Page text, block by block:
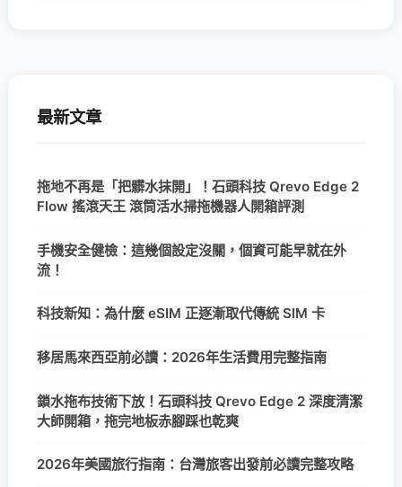
最新文章
拖地不再是「把髒水抹開」！石頭科技 Qrevo Edge 2
Flow 搖滾天王 滾筒活水掃拖機器人開箱評測
手機安全健檢：這幾個設定沒關，個資可能早就在外
流！
科技新知：為什麼 eSIM 正逐漸取代傳統 SIM 卡
移居馬來西亞前必讀：2026年生活費用完整指南
鎖水拖布技術下放！石頭科技 Qrevo Edge 2 深度清潔
大師開箱，拖完地板赤腳踩也乾爽
2026年美國旅行指南：台灣旅客出發前必讀完整攻略